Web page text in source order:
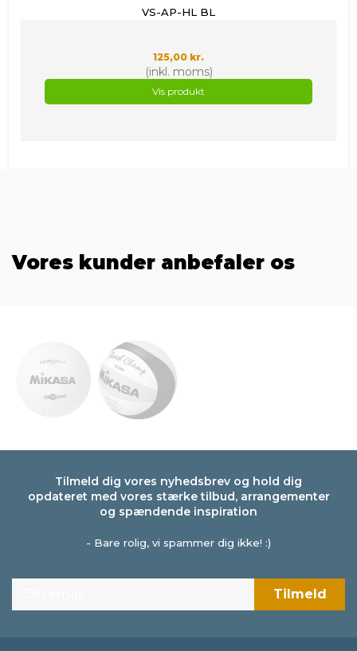
VS-AP-HL BL
125,00 kr.
(inkl. moms)
Vis produkt
Vores kunder anbefaler os
Tilmeld dig vores nyhedsbrev og hold dig
opdateret med vores stærke tilbud, arrangementer
og spændende inspiration
- Bare rolig, vi spammer dig ikke! :)